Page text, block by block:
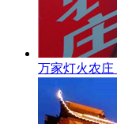
万家灯火农庄